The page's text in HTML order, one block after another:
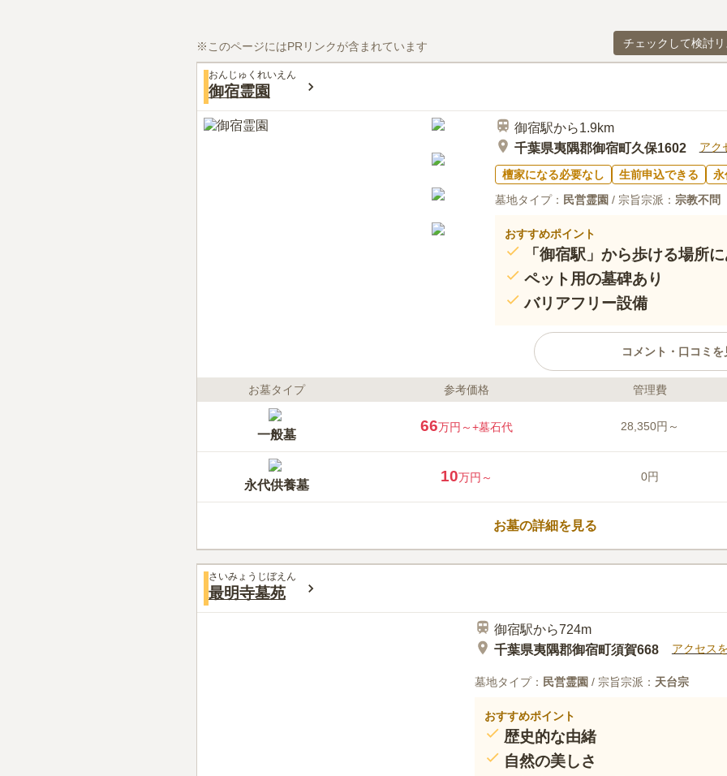
※このページにはPRリンクが含まれています チェックして検討
おんじゅくれいえん
御宿霊園
御宿駅から1.9km
千葉県夷隅郡御宿町久保1602
アク
檀家になる必要なし 生前申込できる
永
墓地タイプ： 民営霊園 / 宗旨宗派： 宗教不問
おすすめポイント
「御宿駅」から歩ける場所
ペット用の墓碑あり
バリアフリー設備
コメント・口コミを
ライフドット編集部のコメント
圏内にあるアクセスが便利な場
られる安心感がそこにはあります。 自然に囲まれた緑豊か
理が行き届いた印象で清潔感の
にゆとりがあります。周囲を気に
墓所です。最大400席も可能な法
口コミ評価
みんなの評価
るので、見晴らしが良いです。お墓参りの
くないので、助かります。
お墓タイプ 参考価格 管理費
一般墓
66万円～+墓石代 28,350円～
永代供養墓
10万円～ 0円
お墓の詳細を見る
さいみょうじぼえん
最明寺墓苑
御宿駅から724m
千葉県夷隅郡御宿町須賀668
アクセス
墓地タイプ： 民営霊園 / 宗旨宗派： 天台宗
おすすめポイント
歴史的な由緒
自然の美しさ